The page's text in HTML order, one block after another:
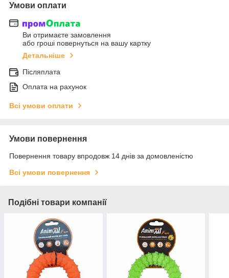
Умови оплати
Ви отримаєте замовлення
або гроші повернуться на вашу картку
Детальніше
Післяплата
Оплата на рахунок
Всі умови оплати
Умови повернення
Повернення товару впродовж 14 днів за домовленістю
Всі умови повернення
Подібні товари компанії